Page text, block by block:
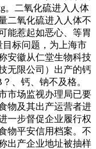
。二氧化硫进入人体
二氧化硫进入人体不
能惹起如恶心、等胃
标问题，为上海市
安徽从仁堂生物科技
无限公司）出产的钙
、钙、钠不及格。
市场监视办理局已要
物及其出产运营者进
一步督促企业履行权
物平安信用档案。不
出产企业地址被抽样